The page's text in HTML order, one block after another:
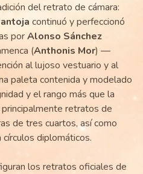
del retrato de cámara:
continuó y perfeccionó
porAlonso Sánchez
(Anthonis Mor) —
al lujoso vestuario y al
paleta contenida y modelado
y el rango más que la
retratos de
de tres cuartos, así como
diplomáticos.
los retratos oficiales de